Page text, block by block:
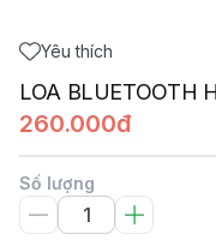
Yêu thích
LOA BLUETOOTH
260.000đ
Số lượng